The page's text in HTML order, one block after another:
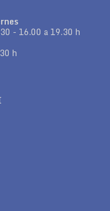
- 16.00 a 19.30 h
h